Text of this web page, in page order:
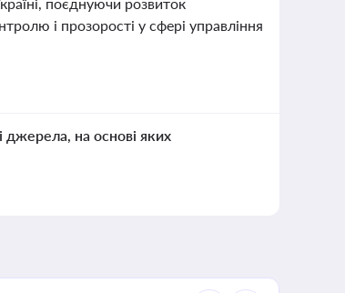
і прозорості у сфері управління
джерела, на основі яких